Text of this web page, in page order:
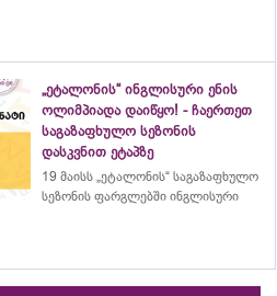
„ეტალონის“ ინგლისური ენის
ოლიმპიადა დაიწყო! - ჩაერთეთ
საგაზაფხულო სეზონის
დასკვნით ეტაპზე
19 მაისს „ეტალონის“ საგაზაფხულო
სეზონის ფარგლებში ინგლისური